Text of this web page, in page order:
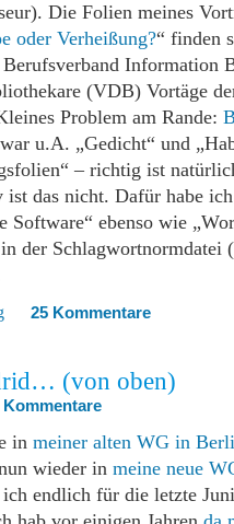
Die Folien meines
oder Verheißung?“ finden
Information
(VDB) Vortäge
Problem am Rande:
u.A. „Gedicht“ und
– richtig ist
ist das nicht. Dafür habe ich
Software“ ebenso wie
der Schlagwortnormdatei
25 Kommentare
(von oben)
Kommentare
in meiner alten WG in
wieder in meine neue
endlich für die letzte